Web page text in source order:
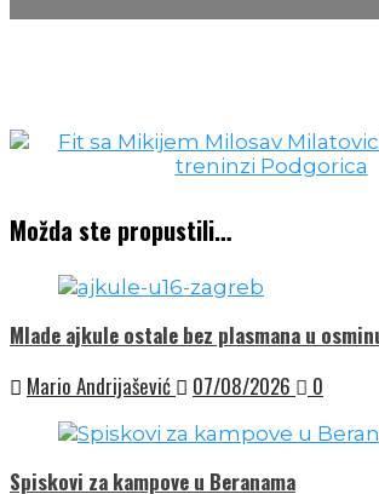
Možda ste propustili…
Mlade ajkule ostale bez plasmana u
Mario Andrijašević
07/08/2026 0
Spiskovi za kampove u Beranama